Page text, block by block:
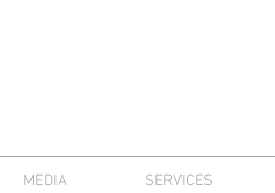
MEDIA SERVICES